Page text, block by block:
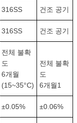
316SS 건조 공기
316SS 건조 공기
전체 불확
도
6개월
(15~35°C)
전체 불확
도
6개월1
±0.05% ±0.06%